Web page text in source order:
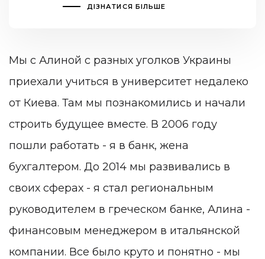
ДІЗНАТИСЯ БІЛЬШЕ
Мы с Алиной с разных уголков Украины
приехали учиться в университет недалеко
от Киева. Там мы познакомились и начали
строить будущее вместе. В 2006 году
пошли работать - я в банк, жена
бухгалтером. До 2014 мы развивались в
своих сферах - я стал региональным
руководителем в греческом банке, Алина -
финансовым менеджером в итальянской
компании. Все было круто и понятно - мы